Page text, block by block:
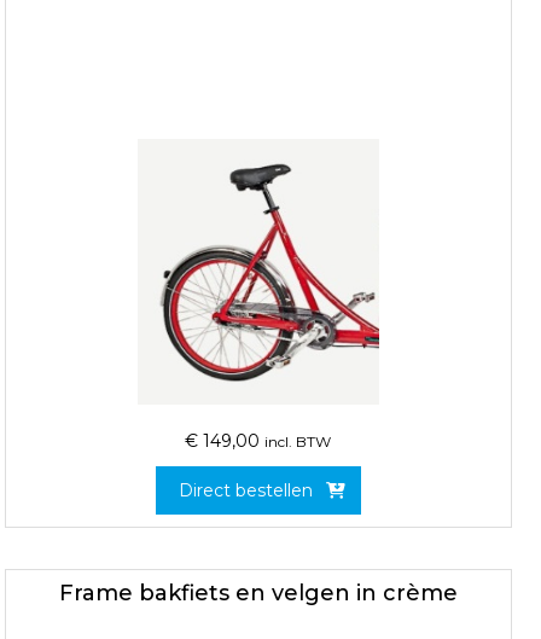
€ 149,00 incl. BTW
Direct bestellen
Frame bakfiets en velgen in crème